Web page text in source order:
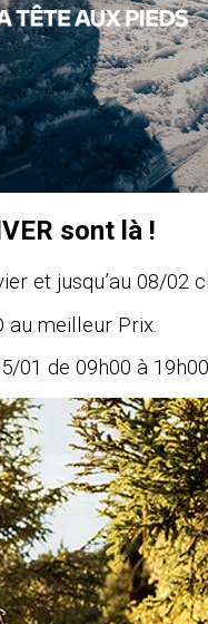
sont là !
et jusqu’au 08/02
au meilleur Prix.
01 de 09h00 à